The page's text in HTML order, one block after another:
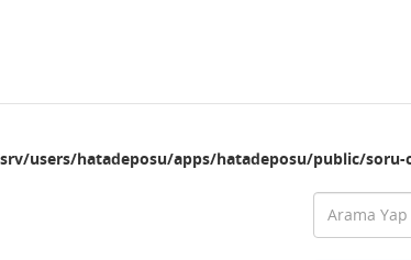
users/hatadeposu/apps/hatadeposu/public/